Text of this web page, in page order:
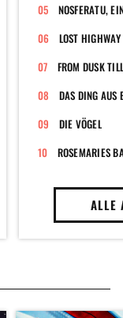
LOST HIGHWAY
FROM DUSK
DAS DING AUS
DIE VÖGEL
ROSEMARIES
ALLE